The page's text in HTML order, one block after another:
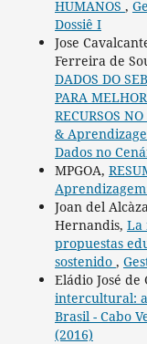
HUMANOS ,
Dossiê I
Jose
Ferreira de
DADOS DO
PARA
RECURSOS
&
Dados no
MPGOA,
Joan del
Hernandis, La
propuestas
sostenido ,
Eládio José de
intercultural:
Brasil - Cabo
(2016)